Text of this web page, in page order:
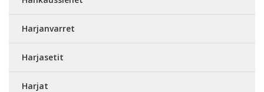
Harjanvarret
Harjasetit
Harjat